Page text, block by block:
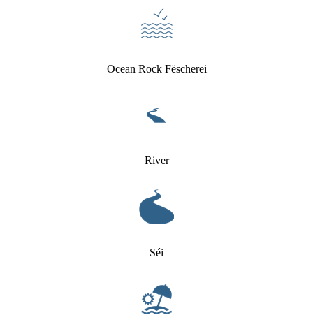
Ocean Rock Fëscherei
River
Séi